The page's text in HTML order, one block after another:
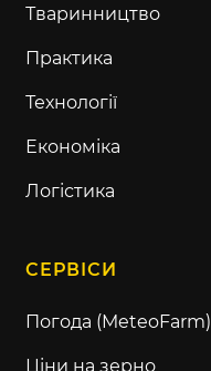
Тваринництво
Практика
Технології
Економіка
Логістика
СЕРВІСИ
Погода (MeteoFarm)
Ціни на зерно